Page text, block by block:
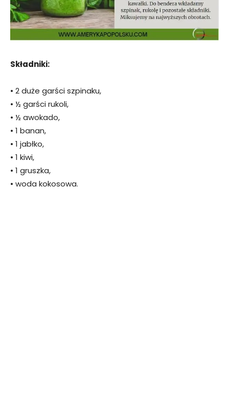
Składniki:
• 2 duże garści szpinaku,
• ½ garści rukoli,
• ½ awokado,
• 1 banan,
• 1 jabłko,
• 1 kiwi,
• 1 gruszka,
• woda kokosowa.